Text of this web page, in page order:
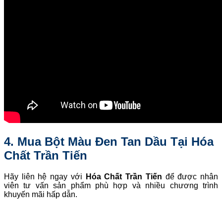
4. Mua Bột Màu Đen Tan Dầu Tại Hóa
Chất Trần Tiến
Hãy liên hệ ngay với Hóa Chất Trần Tiến để được nhân
viên tư vấn sản phẩm phù hợp và nhiều chương trình
khuyến mãi hấp dẫn.